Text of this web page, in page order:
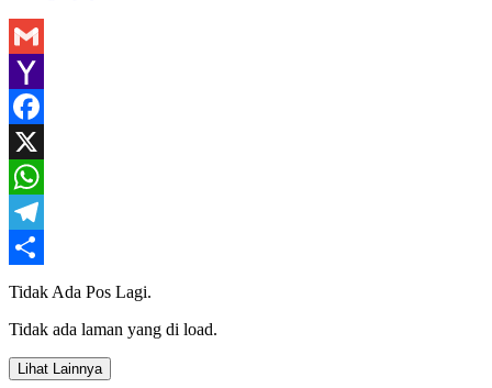
Gmail
Yahoo
Mail
Facebook
X
WhatsApp
Telegram
Share
Tidak Ada Pos Lagi.
Tidak ada laman yang di load.
Lihat Lainnya